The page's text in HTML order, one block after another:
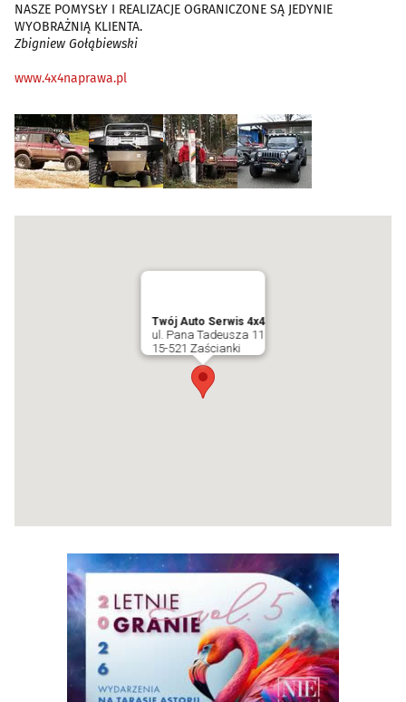
NASZE POMYSŁY I REALIZACJE OGRANICZONE SĄ JEDYNIE
WYOBRAŻNIĄ KLIENTA.
Zbigniew Gołąbiewski
www.4x4naprawa.pl
Twój Auto Serwis 4x4
ul. Pana Tadeusza 11
15-521 Zaścianki